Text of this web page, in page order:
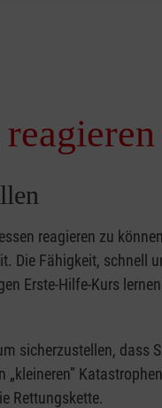
reagieren zu
Die Fähigkeit, schnell
Erste-Hilfe-Kurs
sicherzustellen, dass
Rettungskette.